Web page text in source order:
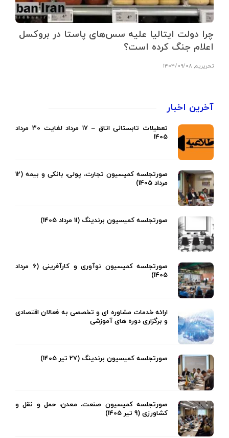
چرا دولت ایتالیا علیه سس‌های پاستا در بروکسل
اعلام جنگ کرده است؟
تحریریه, ۱۴۰۴/۰۹/۰۸
آخرین اخبار
تعطیلات تابستانی اتاق – 17 مرداد لغایت 30 مرداد
1405
صورتجلسه کمیسیون تجارت، پولی، بانکی و بیمه (12
مرداد 1405)
صورتجلسه کمیسیون برندینگ (11 مرداد 1405)
صورتجلسه کمیسیون نوآوری و کارآفرینی (6 مرداد
1405)
ارائه خدمات مشاوره ای و تخصصی به فعالان اقتصادی
و برگزاری دوره های آموزشی
صورتجلسه کمیسیون برندینگ (27 تیر 1405)
صورتجلسه کمیسیون صنعت، معدن، حمل و نقل و
کشاورزی (9 تیر 1405)